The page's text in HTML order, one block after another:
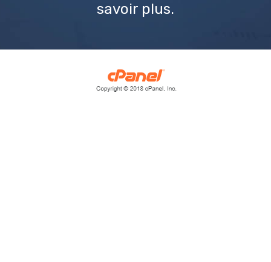
savoir plus.